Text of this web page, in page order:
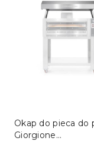
Okap do pieca do
Giorgione